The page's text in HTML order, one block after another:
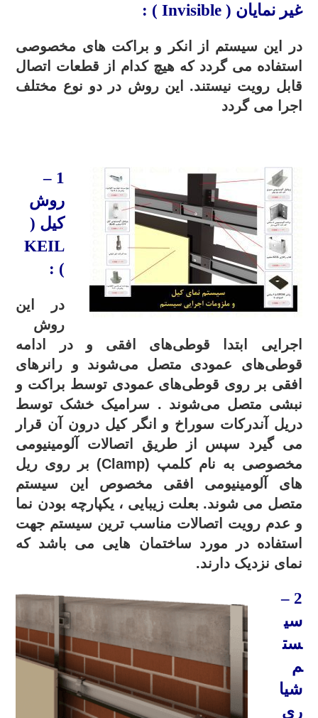
غیر نمایان (Invisible
) :
در این سیستم از انکر و براکت های مخصوصی
استفاده می گردد که هیچ کدام از قطعات اتصال
قابل رویت نیستند.
این روش در دو نوع مختلف
اجرا می گردد
1
–
روش
کیل (
KEIL
) :
در این
روش
اجرایی ابتدا قوطی‌های افقی و در ادامه
قوطی‌های عمودی متصل می‌شوند و رانرهای
افقی بر روی قوطی‌های عمودی توسط براکت و
نبشی متصل می‌شوند . سرامیک خشک توسط
دریل آندرکات سوراخ و انگر کیل درون آن قرار
می گیرد سپس از طریق اتصالات آلومینیومی
مخصوصی به نام کلمپ (Clamp) بر روی ریل
های آلومینیومی افقی مخصوص این سیستم
متصل می شوند. بعلت زیبایی ، یکپارچه بودن نما
و عدم رویت اتصالات مناسب ترین سیستم جهت
استفاده در مورد ساختمان هایی می باشد که
نمای نزدیک دارند.
2
–
سی
ست
م
شیا
ری